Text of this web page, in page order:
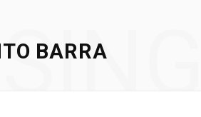
BARRA